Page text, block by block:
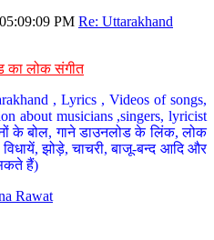
PM Re: Uttarakhand
का लोक संगीत
, Lyrics , Videos of songs,
about musicians ,singers, lyricist
के बोल, गाने डाउनलोड के लिंक, लोक
झोड़े, चाचरी, बाजू-बन्द आदि और
हैं)
Rawat